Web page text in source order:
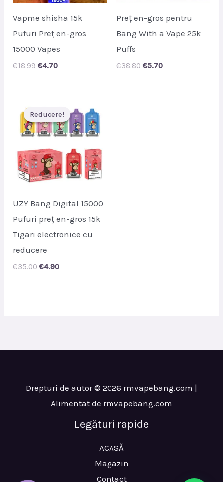
Vapme shisha 15k
Pufuri Preț en-gros
15000 Vapes
€18.99 Original
€4.70Current
Preț en-gros pentru
Bang With a Vape 25k
Puffs
€38.80 Original
€5.70Current
Reducere!
Reducere!
UZY Bang Digital 15000
Pufuri preț en-gros 15k
Tigari electronice cu
reducere
€35.00 Original
€4.90Current
Drepturi de autor © 2026 rmvapebang.com |
Alimentat de rmvapebang.com
Legături rapide
ACASĂ
Magazin
Contact